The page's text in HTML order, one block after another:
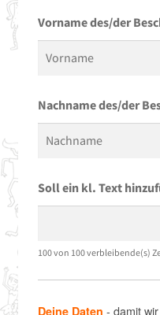
Vorname des/der
Nachname des/der
Soll ein kl. Text
100 von 100 verbleibende(s)
Deine Daten - damit